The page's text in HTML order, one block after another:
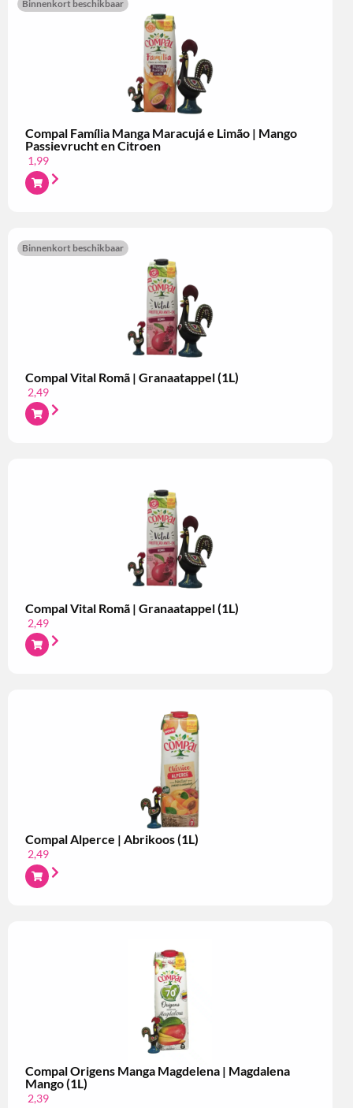
Binnenkort beschikbaar
Compal Família Manga Maracujá e Limão | Mango
Passievrucht en Citroen
1,99
Binnenkort beschikbaar
Compal Vital Romã | Granaatappel (1L)
2,49
Compal Vital Romã | Granaatappel (1L)
2,49
Compal Alperce | Abrikoos (1L)
2,49
Compal Origens Manga Magdelena | Magdalena
Mango (1L)
2,39